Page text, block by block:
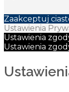
Zaakceptuj
Ustawienia
Ustawienia
Ustawienia